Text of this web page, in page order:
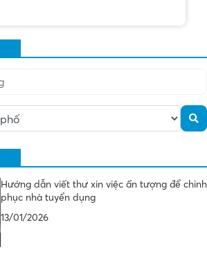
Hướng dẫn viết thư xin việc ấn tượng để chinh
phục nhà tuyển dụng
13/01/2026